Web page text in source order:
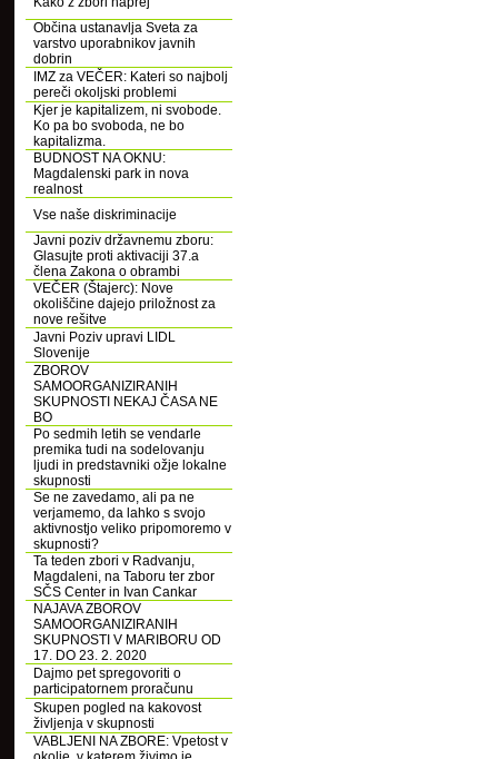
Občina ustanavlja Sveta za
varstvo uporabnikov javnih
dobrin
IMZ za VEČER: Kateri so najbolj
pereči okoljski problemi
Kjer je kapitalizem, ni svobode.
Ko pa bo svoboda, ne bo
kapitalizma.
BUDNOST NA OKNU:
Magdalenski park in nova
realnost
Vse naše diskriminacije
Javni poziv državnemu zboru:
Glasujte proti aktivaciji 37.a
člena Zakona o obrambi
VEČER (Štajerc): Nove
okoliščine dajejo priložnost za
nove rešitve
Javni Poziv upravi LIDL
Slovenije
ZBOROV
SAMOORGANIZIRANIH
SKUPNOSTI NEKAJ ČASA NE
BO
Po sedmih letih se vendarle
premika tudi na sodelovanju
ljudi in predstavniki ožje lokalne
skupnosti
Se ne zavedamo, ali pa ne
verjamemo, da lahko s svojo
aktivnostjo veliko pripomoremo v
skupnosti?
Ta teden zbori v Radvanju,
Magdaleni, na Taboru ter zbor
SČS Center in Ivan Cankar
NAJAVA ZBOROV
SAMOORGANIZIRANIH
SKUPNOSTI V MARIBORU OD
17. DO 23. 2. 2020
Dajmo pet spregovoriti o
participatornem proračunu
Skupen pogled na kakovost
življenja v skupnosti
VABLJENI NA ZBORE: Vpetost v